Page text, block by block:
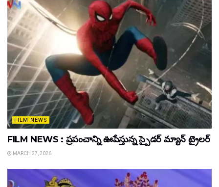
FILM NEWS
FILM NEWS : ప్రపంచాన్ని ఊపేస్తున్న స్పైడర్ మ్యాన్ ట్రైలర్
MARCH 27, 2026